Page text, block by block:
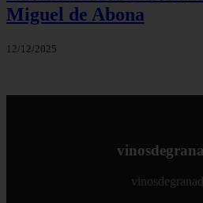
Miguel de Abona
12/12/2025